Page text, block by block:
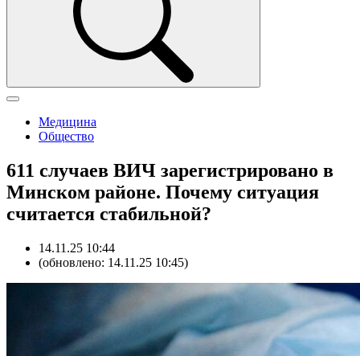
Медицина
Общество
611 случаев ВИЧ зарегистрировано в
Минском районе. Почему ситуация
считается стабильной?
14.11.25 10:44
(обновлено: 14.11.25 10:45)